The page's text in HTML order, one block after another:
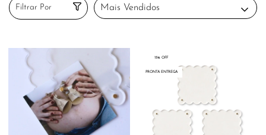
Filtrar Por
15% OFF
PRONTA ENTREGA